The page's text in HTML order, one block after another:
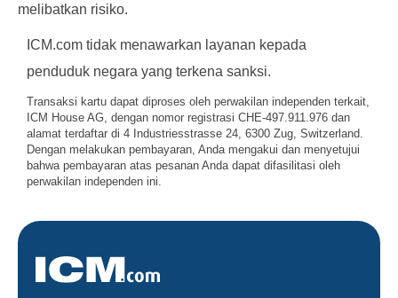
melibatkan risiko.
ICM.com tidak menawarkan layanan kepada
penduduk negara yang terkena sanksi.
Transaksi kartu dapat diproses oleh perwakilan independen terkait,
ICM House AG, dengan nomor registrasi CHE-497.911.976 dan
alamat terdaftar di 4 Industriesstrasse 24, 6300 Zug, Switzerland.
Dengan melakukan pembayaran, Anda mengakui dan menyetujui
bahwa pembayaran atas pesanan Anda dapat difasilitasi oleh
perwakilan independen ini.